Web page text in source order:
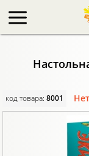
код товара:8001